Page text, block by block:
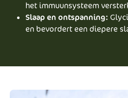
het immuunsysteem
Slaap en ontspanning:
en bevordert een diepere